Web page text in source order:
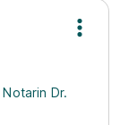
Notarin Dr.